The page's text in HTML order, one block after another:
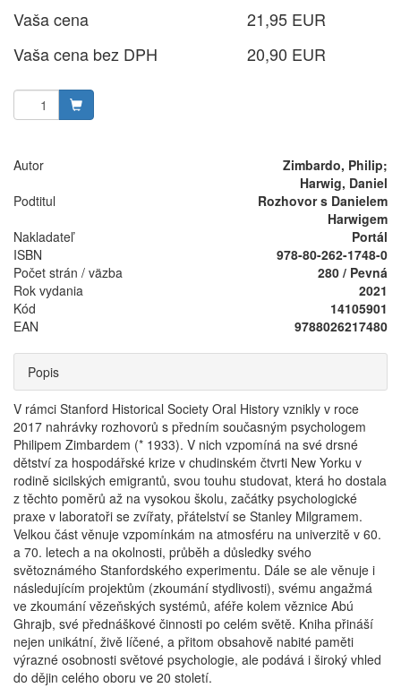
Vaša cena
21,95 EUR
Vaša cena bez DPH
20,90 EUR
Autor
Zimbardo, Philip;
Harwig, Daniel
Podtitul
Rozhovor s Danielem
Harwigem
Nakladateľ
Portál
ISBN
978-80-262-1748-0
Počet strán / väzba
280 / Pevná
Rok vydania
2021
Kód
14105901
EAN
9788026217480
Popis
V rámci Stanford Historical Society Oral History vznikly v roce
2017 nahrávky rozhovorů s předním současným psychologem
Philipem Zimbardem (* 1933). V nich vzpomíná na své drsné
dětství za hospodářské krize v chudinském čtvrti New Yorku v
rodině sicilských emigrantů, svou touhu studovat, která ho dostala
z těchto poměrů až na vysokou školu, začátky psychologické
praxe v laboratoři se zvířaty, přátelství se Stanley Milgramem.
Velkou část věnuje vzpomínkám na atmosféru na univerzitě v 60.
a 70. letech a na okolnosti, průběh a důsledky svého
světoznámého Stanfordského experimentu. Dále se ale věnuje i
následujícím projektům (zkoumání stydlivosti), svému angažmá
ve zkoumání vězeňských systémů, aféře kolem věznice Abú
Ghrajb, své přednáškové činnosti po celém světě. Kniha přináší
nejen unikátní, živě líčené, a přitom obsahově nabité paměti
výrazné osobnosti světové psychologie, ale podává i široký vhled
do dějin celého oboru ve 20 století.